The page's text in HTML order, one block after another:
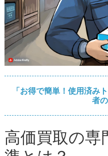
「お得で簡単！使用済み
者の
高価買取の専